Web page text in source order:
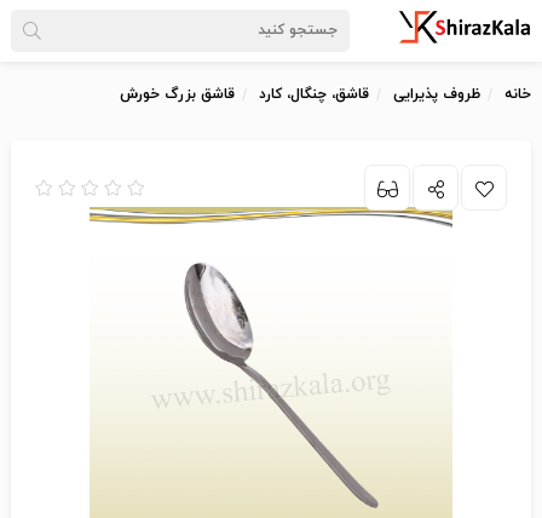
خانه ظروف پذیرایی قاشق، چنگال، کارد قاشق بزرگ خورش